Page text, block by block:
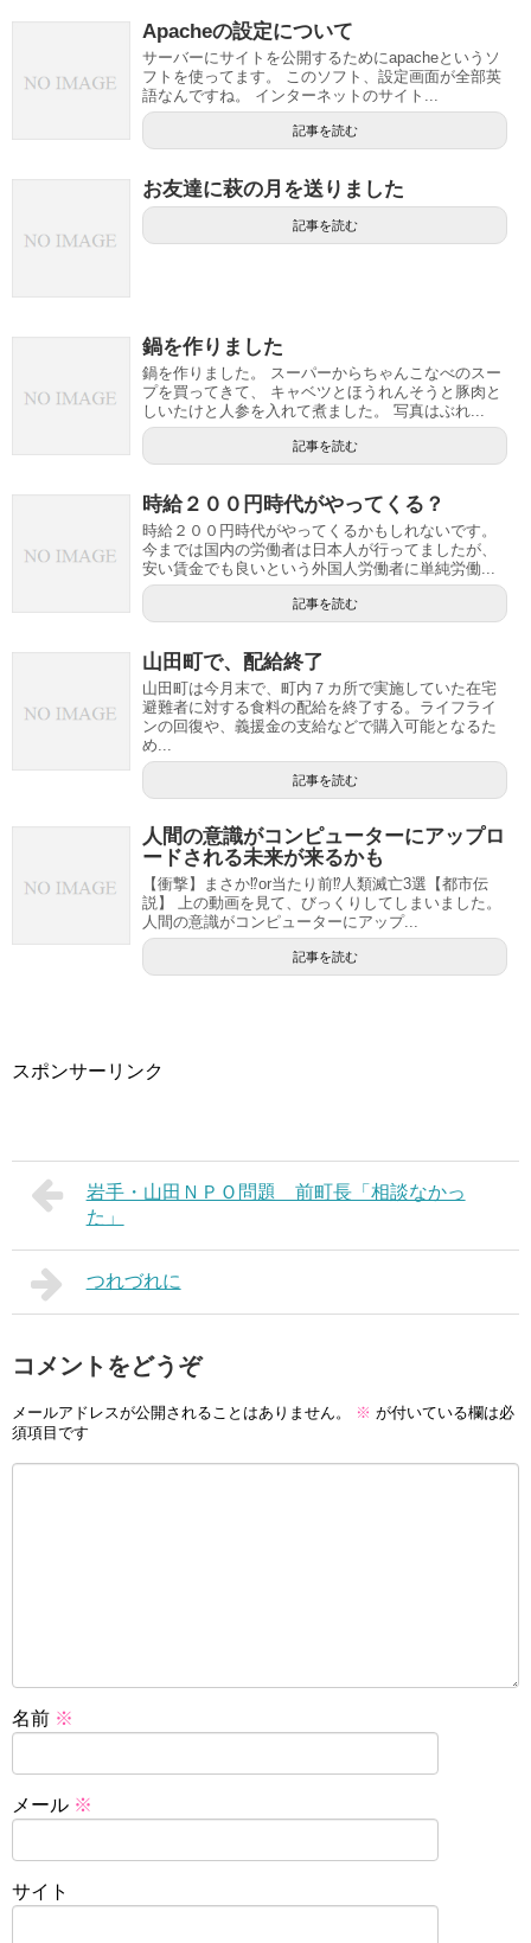
Apacheの設定について
サーバーにサイトを公開するためにapacheというソ
フトを使ってます。 このソフト、設定画面が全部英
語なんですね。 インターネットのサイト...
記事を読む
お友達に萩の月を送りました
記事を読む
鍋を作りました
鍋を作りました。 スーパーからちゃんこなべのスー
プを買ってきて、 キャベツとほうれんそうと豚肉と
しいたけと人参を入れて煮ました。 写真はぶれ...
記事を読む
時給２００円時代がやってくる？
時給２００円時代がやってくるかもしれないです。
今までは国内の労働者は日本人が行ってましたが、
安い賃金でも良いという外国人労働者に単純労働...
記事を読む
山田町で、配給終了
山田町は今月末で、町内７カ所で実施していた在宅
避難者に対する食料の配給を終了する。ライフライ
ンの回復や、義援金の支給などで購入可能となるた
め...
記事を読む
人間の意識がコンピューターにアップロ
ードされる未来が来るかも
【衝撃】まさか⁉or当たり前⁉人類滅亡3選【都市伝
説】 上の動画を見て、びっくりしてしまいました。
人間の意識がコンピューターにアップ...
記事を読む
スポンサーリンク
岩手・山田ＮＰＯ問題 前町長「相談なかっ
た」
つれづれに
コメントをどうぞ
メールアドレスが公開されることはありません。 ※ が付いている欄は必
須項目です
名前 ※
メール ※
サイト